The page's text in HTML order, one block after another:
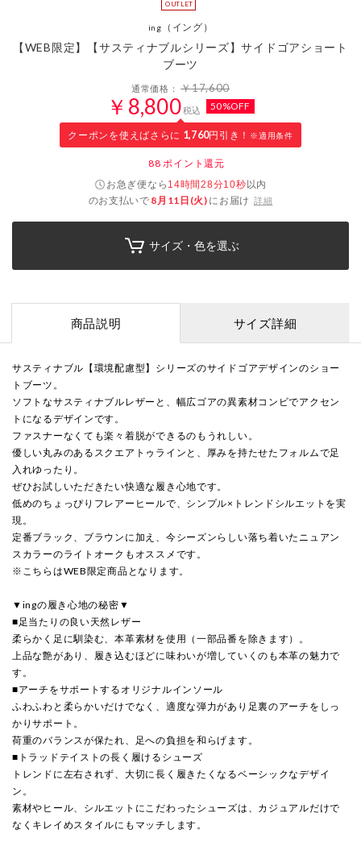
ing （イング）
【WEB限定】【サスティナブルシリーズ】サイドゴアショート
ブーツ
通常価格：￥17,600
￥8,800税込 50%OFF
クーポンを使えばさらに 1,760円引き！ ※適用条件
88 ポイント還元
お急ぎ便なら 14時間28分09秒以内
のお支払いで 8月11日(火) にお届け 詳細
サイズ・色を選ぶ
商品説明 サイズ詳細
サスティナブル【環境配慮型】シリーズのサイドゴアデザインのショー
トブーツ。
ソフトなサスティナブルレザーと、幅広ゴアの異素材コンビでアクセン
トになるデザインです。
ファスナーなくても楽々着脱ができるのもうれしい。
優しい丸みのあるスクエアトゥラインと、厚みを持たせたフォルムで足
入れゆったり。
ぜひお試しいただきたい快適な履き心地です。
低めのちょっぴりフレアーヒールで、シンプル×トレンドシルエットを実
現。
定番ブラック、ブラウンに加え、今シーズンらしい落ち着いたニュアン
スカラーのライトオークもオススメです。
※こちらはWEB限定商品となります。
▼ingの履き心地の秘密▼
■足当たりの良い天然レザー
柔らかく足に馴染む、本革素材を使用（一部品番を除きます）。
上品な艶があり、履き込むほどに味わいが増していくのも本革の魅力で
す。
■アーチをサポートするオリジナルインソール
ふわふわと柔らかいだけでなく、適度な弾力があり足裏のアーチをしっ
かりサポート。
荷重のバランスが保たれ、足への負担を和らげます。
■トラッドテイストの長く履けるシューズ
トレンドに左右されず、大切に長く履きたくなるベーシックなデザイ
ン。
素材やヒール、シルエットにこだわったシューズは、カジュアルだけで
なくキレイめスタイルにもマッチします。